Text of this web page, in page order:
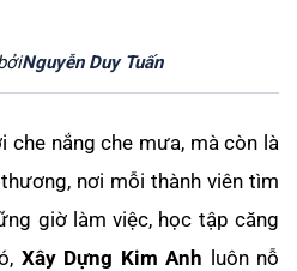
Nguyễn Duy Tuấn
che nắng che mưa, mà còn là
nơi mỗi thành viên tìm
giờ làm việc, học tập căng
Xây Dựng Kim Anh luôn nỗ